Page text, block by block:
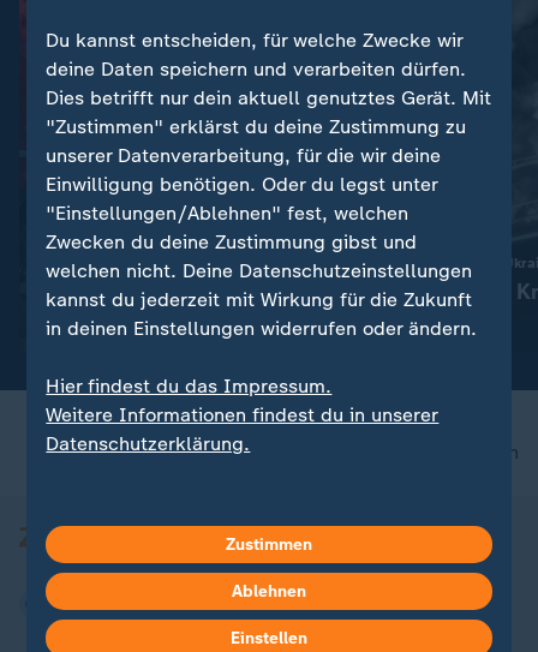
Niedrigwasser und Hitze
Erste Länder heben Lkw-
Feiertagsfahrverbot auf
Russland greift die
Aktuelles zum
Ukraine
nach oben
Du kannst entscheiden, für welche Zwecke wir
deine Daten speichern und verarbeiten dürfen.
Dies betrifft nur dein aktuell genutztes Gerät. Mit
"Zustimmen" erklärst du deine Zustimmung zu
unserer Datenverarbeitung, für die wir deine
Einwilligung benötigen. Oder du legst unter
"Einstellungen/Ablehnen" fest, welchen
Zwecken du deine Zustimmung gibst und
welchen nicht. Deine Datenschutzeinstellungen
kannst du jederzeit mit Wirkung für die Zukunft
in deinen Einstellungen widerrufen oder ändern.
Hier findest du das Impressum.
Weitere Informationen findest du in unserer
Datenschutzerklärung.
Zustimmen
Ablehnen
Einstellen